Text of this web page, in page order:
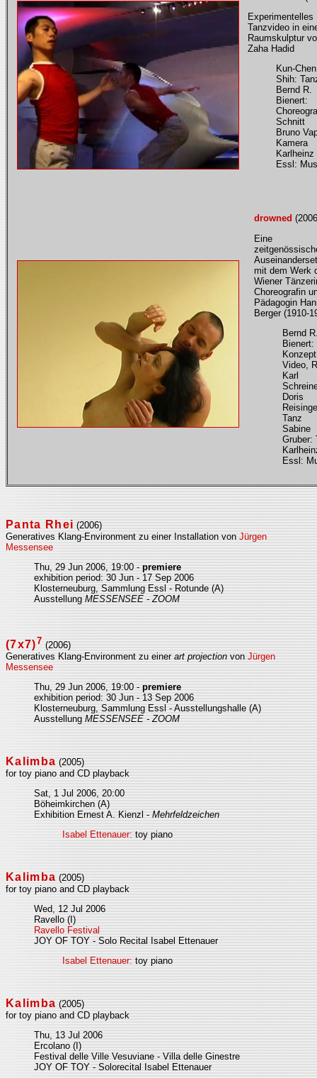
Experimentelles
Tanzvideo in
Raumskulptur
Zaha Hadid
Kun-Chen
Shih:
Bernd R.
Bienert:
Schnitt
Bruno
Kamera
Karlheinz
Essl:
drowned
Eine
mit dem Werk
Wiener
Choreografin
Pädagogin
Berger (1910-
Bernd
Bienert:
Video,
Karl
Doris
Tanz
Sabine
Gruber:
Essl:
Panta Rhei (2006)
Generatives Klang-Environment zu einer Installation von Jürgen
Messensee
Thu, 29 Jun 2006, 19:00 - premiere
exhibition period: 30 Jun - 17 Sep 2006
Klosterneuburg, Sammlung Essl - Rotunde (A)
Ausstellung MESSENSEE - ZOOM
(7x7)7 (2006)
Generatives Klang-Environment zu einer art projection von Jürgen
Messensee
Thu, 29 Jun 2006, 19:00 - premiere
exhibition period: 30 Jun - 13 Sep 2006
Klosterneuburg, Sammlung Essl - Ausstellungshalle (A)
Ausstellung MESSENSEE - ZOOM
Kalimba (2005)
for toy piano and CD playback
Sat, 1 Jul 2006, 20:00
Böheimkirchen (A)
Exhibition Ernest A. Kienzl - Mehrfeldzeichen
Isabel Ettenauer: toy piano
Kalimba (2005)
for toy piano and CD playback
Wed, 12 Jul 2006
Ravello (I)
Ravello Festival
JOY OF TOY - Solo Recital Isabel Ettenauer
Isabel Ettenauer: toy piano
Kalimba (2005)
for toy piano and CD playback
Thu, 13 Jul 2006
Ercolano (I)
Festival delle Ville Vesuviane - Villa delle Ginestre
JOY OF TOY - Solorecital Isabel Ettenauer